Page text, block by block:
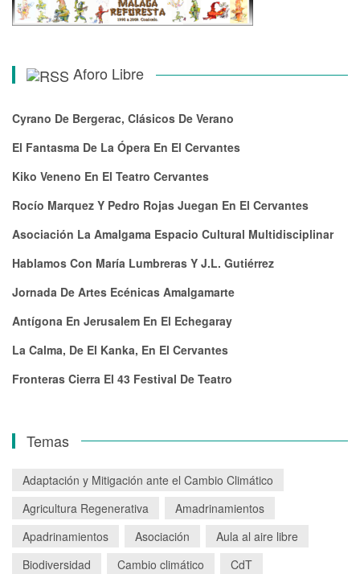
Aforo Libre
Cyrano De Bergerac, Clásicos De Verano
El Fantasma De La Ópera En El Cervantes
Kiko Veneno En El Teatro Cervantes
Rocío Marquez Y Pedro Rojas Juegan En El Cervantes
Asociación La Amalgama Espacio Cultural Multidisciplinar
Hablamos Con María Lumbreras Y J.L. Gutiérrez
Jornada De Artes Ecénicas Amalgamarte
Antígona En Jerusalem En El Echegaray
La Calma, De El Kanka, En El Cervantes
Fronteras Cierra El 43 Festival De Teatro
Temas
Adaptación y Mitigación ante el Cambio Climático
Agricultura Regenerativa
Amadrinamientos
Apadrinamientos
Asociación
Aula al aire libre
Biodiversidad
Cambio climático
CdT